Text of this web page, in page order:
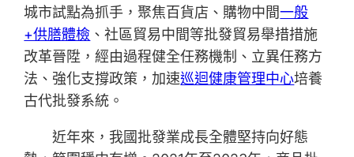
城市試點為抓手，聚焦百貨店、購物中間一般
+供膳體檢 、社區貿易中間等批發貿易舉措措施
改革晉陞，經由過程健全任務機制、立異任務方
法、強化支撐政策，加速巡迴健康管理中心培養
古代批發系統。
近年來，我國批發業成長全體堅持向好態